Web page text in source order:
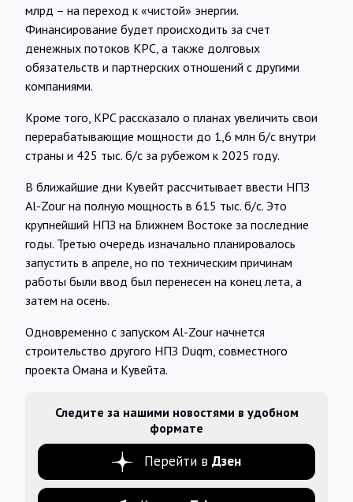
млрд – на переход к «чистой» энергии.
Финансирование будет происходить за счет
денежных потоков KPC, а также долговых
обязательств и партнерских отношений с другими
компаниями.
Кроме того, KPC рассказало о планах увеличить свои
перерабатывающие мощности до 1,6 млн б/с внутри
страны и 425 тыс. б/с за рубежом к 2025 году.
В ближайшие дни Кувейт рассчитывает ввести НПЗ
Al-Zour на полную мощность в 615 тыс. б/с. Это
крупнейший НПЗ на Ближнем Востоке за последние
годы. Третью очередь изначально планировалось
запустить в апреле, но по техническим причинам
работы были ввод был перенесен на конец лета, а
затем на осень.
Одновременно с запуском Al-Zour начнется
строительство другого НПЗ Duqm, совместного
проекта Омана и Кувейта.
Следите за нашими новостями в удобном
формате
Перейти в Дзен